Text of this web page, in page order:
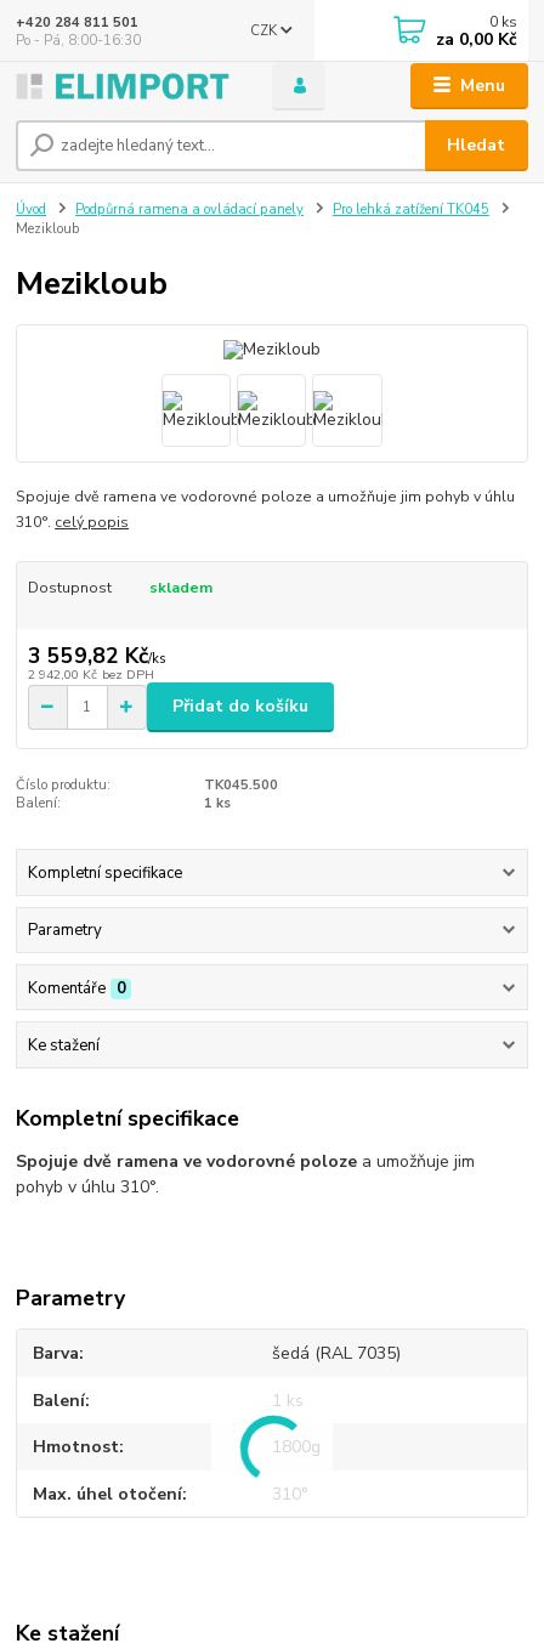
Menu
CZK
Hledat
+420 284 811 501
Po - Pá, 8:00-16:30
0 ks
za 0,00 Kč
Úvod Podpůrná ramena a ovládací panely
Pro lehká zatížení TK045
Mezikloub
Mezikloub
Spojuje dvě ramena ve vodorovné poloze a umožňuje jim pohyb v úhlu
310°. celý popis
Dostupnost skladem
3 559,82 Kč/ks
2 942,00 Kč bez DPH
Přidat do košíku
Číslo produktu:
TK045.500
Balení:
1 ks
Kompletní specifikace
Parametry
Komentáře 0
Ke stažení
Kompletní specifikace
Spojuje dvě ramena ve vodorovné poloze a umožňuje jim
pohyb v úhlu 310°.
Parametry
Barva šedá (RAL 7035)
Balení 1 ks
Hmotnost 1800g
Max. úhel otočení 310°
Ke stažení